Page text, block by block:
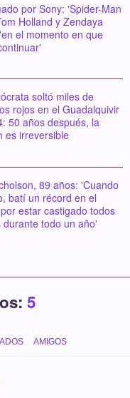
por Sony: 'Spider-Man
Holland y Zendaya
el momento en que
soltó miles de
rojos en el Guadalquivir
50 años después, la
es irreversible
89 años: 'Cuando
batí un récord en el
estar castigado todos
durante todo un año'
5
AMIGOS